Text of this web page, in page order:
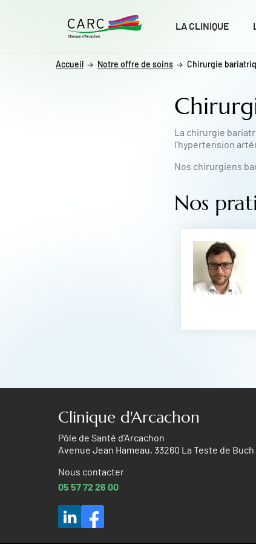
LA CLINIQUE
Accueil Notre offre de soins Chirurgie
La chirurgie
l’hypertension
Nos chirurgiens
Nos
Clinique d'Arcachon
Pôle de Santé d'Arcachon
Avenue Jean Hameau, 33260 La Teste de Buch
Nous contacter
05 57 72 26 00